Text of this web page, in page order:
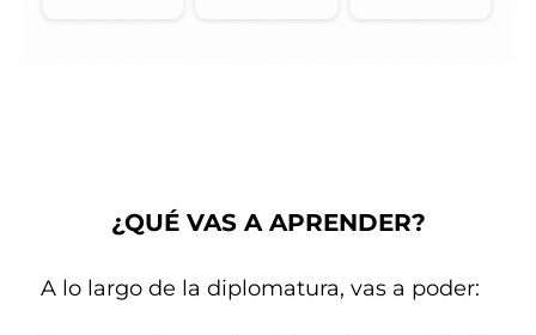
¿QUÉ VAS A APRENDER?
A lo largo de la diplomatura, vas a poder: